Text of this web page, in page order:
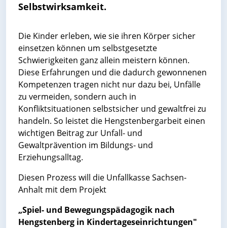
Selbstwirksamkeit.
Die Kinder erleben, wie sie ihren Körper sicher
einsetzen können um selbstgesetzte
Schwierigkeiten ganz allein meistern können.
Diese Erfahrungen und die dadurch gewonnenen
Kompetenzen tragen nicht nur dazu bei, Unfälle
zu vermeiden, sondern auch in
Konfliktsituationen selbstsicher und gewaltfrei zu
handeln. So leistet die Hengstenbergarbeit einen
wichtigen Beitrag zur Unfall- und
Gewaltprävention im Bildungs- und
Erziehungsalltag.
Diesen Prozess will die Unfallkasse Sachsen-
Anhalt mit dem Projekt
„Spiel- und Bewegungspädagogik nach
Hengstenberg in Kindertageseinrichtungen"